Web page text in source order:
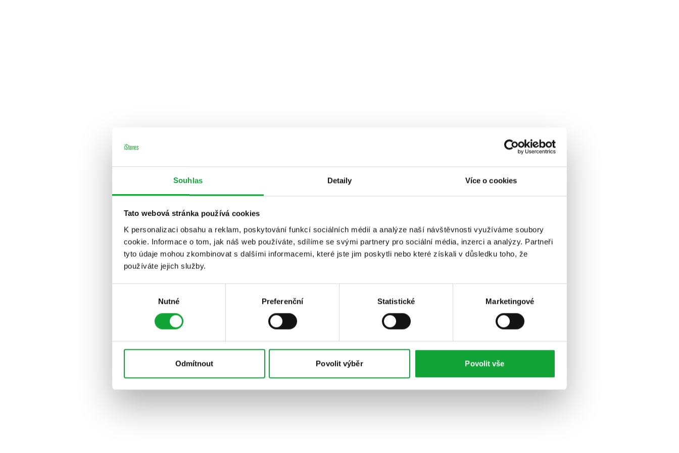
Souhlas Detaily Více o cookies
Tato webová stránka používá cookies
K personalizaci obsahu a reklam, poskytování funkcí sociálních médií a analýze naší návštěvnosti využíváme soubory
cookie. Informace o tom, jak náš web používáte, sdílíme se svými partnery pro sociální média, inzerci a analýzy. Partneři
tyto údaje mohou zkombinovat s dalšími informacemi, které jste jim poskytli nebo které získali v důsledku toho, že
používáte jejich služby.
Nutné Preferenční Statistické Marketingové
Odmítnout Povolit výběr Povolit vše